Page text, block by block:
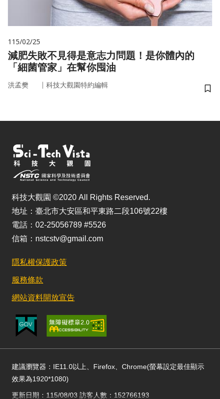
115/02/25
減肥失敗不見得是意志力問題！是你體內的
「細菌管家」在幫你囤油
洪孟樊 ｜ 科技大觀園特約編輯
儲
科技大觀園 ©2020 All Rights Reserved.
地址：臺北市大安區和平東路二段106號22樓
電話：02-25056789 #5526
信箱：nstcstv@gmail.com
隱私權保護政策
服務條款
網站資料開放宣告
建議瀏覽器：IE11.0以上、Firefox、Chrome(螢幕設定最佳顯示
效果為1920*1080)
更新日期：115/08/03 訪客人數：152766193